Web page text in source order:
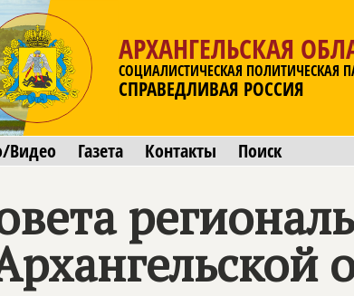
АРХАНГЕЛЬСКАЯ
СОЦИАЛИСТИЧЕСКАЯ ПОЛИТИЧЕСКАЯ
СПРАВЕДЛИВАЯ РОССИЯ
Видео Газета Контакты Поиск